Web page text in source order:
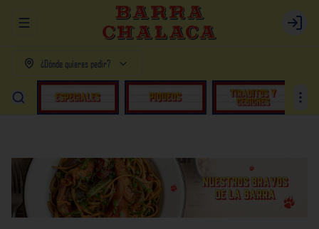
Abrir menu de navegación Login
¿Dónde quieres pedir?